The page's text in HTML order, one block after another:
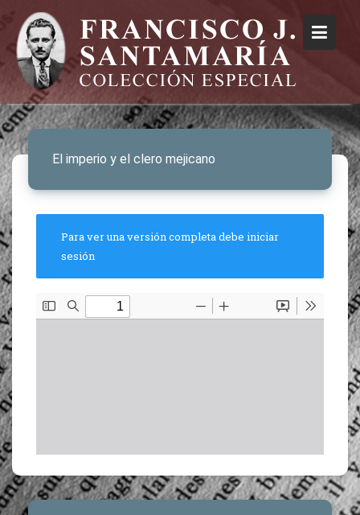
El imperio y el clero mejicano
Para ver una versión completa debe iniciar
sesión